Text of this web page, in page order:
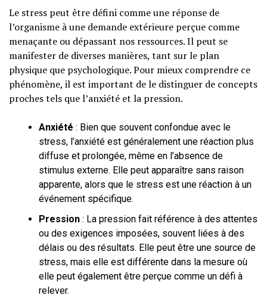
Le stress peut être défini comme une réponse de
l’organisme à une demande extérieure perçue comme
menaçante ou dépassant nos ressources. Il peut se
manifester de diverses manières, tant sur le plan
physique que psychologique. Pour mieux comprendre ce
phénomène, il est important de le distinguer de concepts
proches tels que l’anxiété et la pression.
Anxiété : Bien que souvent confondue avec le
stress, l’anxiété est généralement une réaction plus
diffuse et prolongée, même en l’absence de
stimulus externe. Elle peut apparaître sans raison
apparente, alors que le stress est une réaction à un
événement spécifique.
Pression : La pression fait référence à des attentes
ou des exigences imposées, souvent liées à des
délais ou des résultats. Elle peut être une source de
stress, mais elle est différente dans la mesure où
elle peut également être perçue comme un défi à
relever.